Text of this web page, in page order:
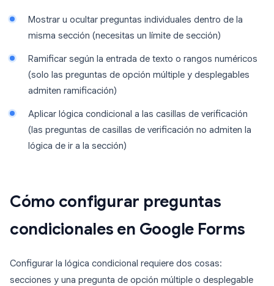
Mostrar u ocultar preguntas individuales dentro de la
misma sección (necesitas un límite de sección)
Ramificar según la entrada de texto o rangos numéricos
(solo las preguntas de opción múltiple y desplegables
admiten ramificación)
Aplicar lógica condicional a las casillas de verificación
(las preguntas de casillas de verificación no admiten la
lógica de ir a la sección)
Cómo configurar preguntas
condicionales en Google Forms
Configurar la lógica condicional requiere dos cosas:
secciones y una pregunta de opción múltiple o desplegable